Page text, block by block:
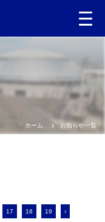
ホーム お知らせ一覧
17 18 19 ›